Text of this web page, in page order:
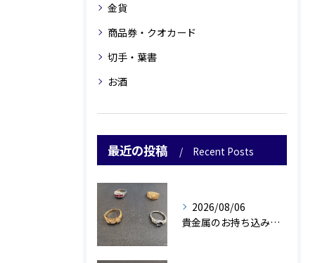
金貨
商品券・クオカード
切手・葉書
お酒
最近の投稿 Recent Posts
2026/08/06
貴金属のお持ち込み増えております🥰